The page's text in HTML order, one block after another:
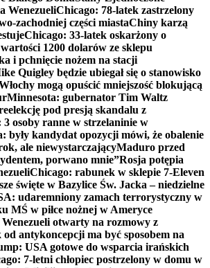
WenezueliChicago: 78-latek zastrzelony
zachodniej części miastaChiny karzą
Chicago: 33-latek oskarżony o
1200 dolarów ze sklepu
i pchnięcie nożem na stacji
Quigley będzie ubiegał się o stanowisko
mogą opuścić mniejszość blokującą
Minnesota: gubernator Tim Waltz
pod presją skandalu z
3 osoby ranne w strzelaninie w
były kandydat opozycji mówi, że obalenie
ale niewystarczającyMaduro przed
porwano mnie”Rosja potępia
Chicago: rabunek w sklepie 7-Eleven
święte w Bazylice Św. Jacka – niedzielne
udaremniony zamach terrorystyczny w
MŚ w piłce nożnej w Ameryce
otwarty na rozmowy z
antykoncepcji ma być sposobem na
USA gotowe do wsparcia irańskich
7-letni chłopiec postrzelony w domu w